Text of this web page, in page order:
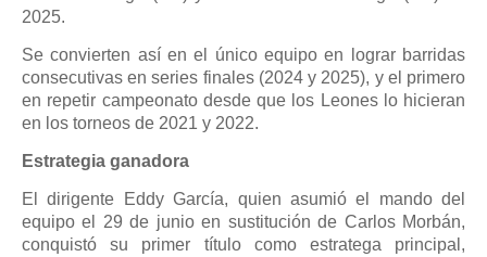
2025.
Se convierten así en el único equipo en lograr barridas
consecutivas en series finales (2024 y 2025), y el primero
en repetir campeonato desde que los Leones lo hicieran
en los torneos de 2021 y 2022.
Estrategia ganadora
El dirigente Eddy García, quien asumió el mando del
equipo el 29 de junio en sustitución de Carlos Morbán,
conquistó su primer título como estratega principal,